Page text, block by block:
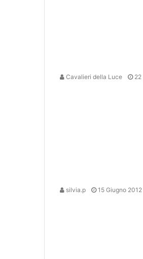
Cavalieri della Luce 22
silvia.p 15 Giugno 2012